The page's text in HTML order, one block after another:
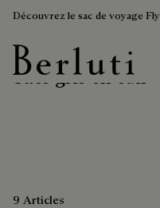
Découvrez le sac de voyage Fly
Page d'Accueil Berluti
Sacs gris en cuir
9 Articles